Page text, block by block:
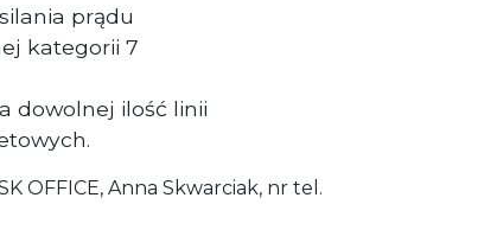
prądu
kategorii 7
dowolnej ilość linii
OFFICE, Anna Skwarciak, nr tel.